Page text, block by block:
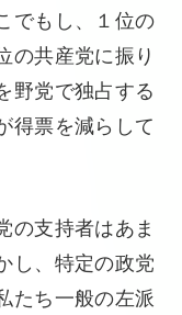
でもし、１位の
の共産党に振り
野党で独占する
得票を減らして
の支持者はあま
し、特定の政党
たち一般の左派